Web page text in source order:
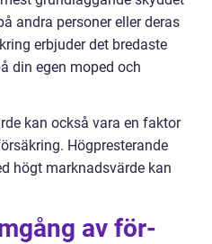
andra personer eller deras
erbjuder det bredaste
din egen moped och
kan också vara en faktor
Högpresterande
högt marknadsvärde kan
av för-